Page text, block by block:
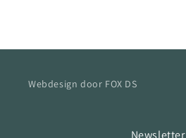
Webdesign door FOX DS
Newsletter